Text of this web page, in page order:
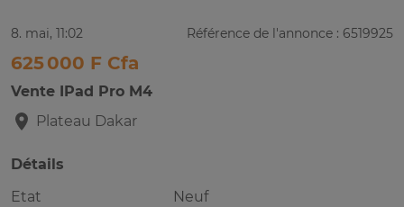
8. mai, 11:02 Référence de l'annonce : 6519925
625 000 F Cfa
Vente IPad Pro M4
Plateau Dakar
Détails
Etat
Neuf